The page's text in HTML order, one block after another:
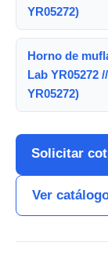
YR05272)
Horno de
Lab YR05272
YR05272)
Solicitar
Ver